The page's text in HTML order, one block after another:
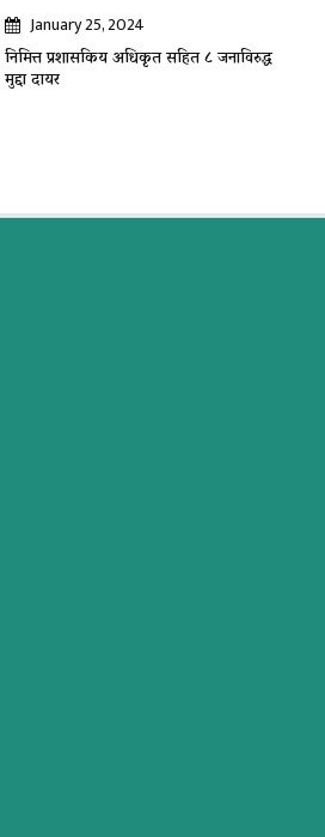
January 25, 2024
निमित्त प्रशासकिय अधिकृत सहित ८ जनाविरुद्ध
मुद्दा दायर